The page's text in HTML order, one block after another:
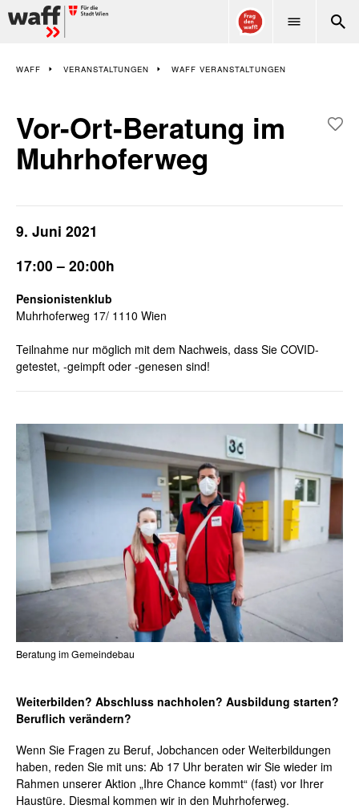
WAFF VERANSTALTUNGEN WAFF VERANSTALTUNGEN
Vor-Ort-Beratung im
Muhrhoferweg
9. Juni 2021
17:00 – 20:00h
Pensionistenklub
Muhrhoferweg 17/ 1110 Wien
Teilnahme nur möglich mit dem Nachweis, dass Sie COVID-
getestet, -geimpft oder -genesen sind!
Beratung im Gemeindebau
Weiterbilden? Abschluss nachholen? Ausbildung starten?
Beruflich verändern?
Wenn Sie Fragen zu Beruf, Jobchancen oder Weiterbildungen
haben, reden Sie mit uns: Ab 17 Uhr beraten wir Sie wieder im
Rahmen unserer Aktion „Ihre Chance kommt“ (fast) vor Ihrer
Haustüre. Diesmal kommen wir in den Muhrhoferweg.